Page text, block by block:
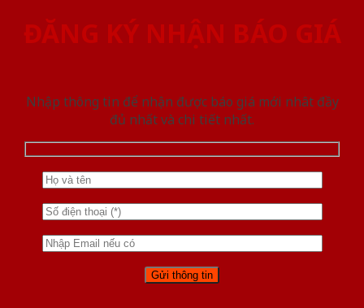
ĐĂNG KÝ NHẬN BÁO GIÁ
Nhập thông tin để nhận được báo giá mới nhât đầy
đủ nhất và chi tiết nhất.